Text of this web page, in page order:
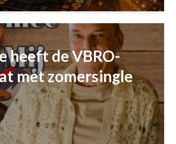
heeft de VBRO-
met zomersingle